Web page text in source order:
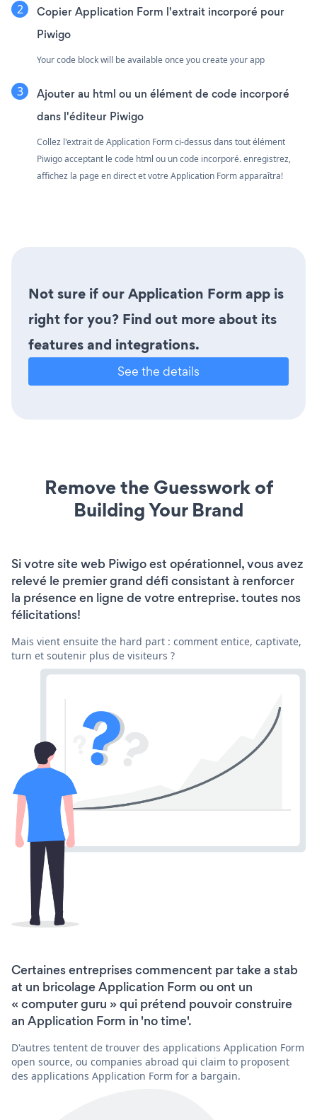
Copier Application Form l'extrait incorporé pour
Piwigo
Your code block will be available once you create your app
Ajouter au html ou un élément de code incorporé
dans l'éditeur Piwigo
Collez l'extrait de Application Form ci-dessus dans tout élément
Piwigo acceptant le code html ou un code incorporé. enregistrez,
affichez la page en direct et votre Application Form apparaîtra!
Not sure if our Application Form app is
right for you? Find out more about its
features and integrations.
See the details
Remove the Guesswork of
Building Your Brand
Si votre site web Piwigo est opérationnel, vous avez
relevé le premier grand défi consistant à renforcer
la présence en ligne de votre entreprise. toutes nos
félicitations!
Mais vient ensuite the hard part : comment entice, captivate,
turn et soutenir plus de visiteurs ?
Certaines entreprises commencent par take a stab
at un bricolage Application Form ou ont un
« computer guru » qui prétend pouvoir construire
an Application Form in 'no time'.
D'autres tentent de trouver des applications Application Form
open source, ou companies abroad qui claim to proposent
des applications Application Form for a bargain.